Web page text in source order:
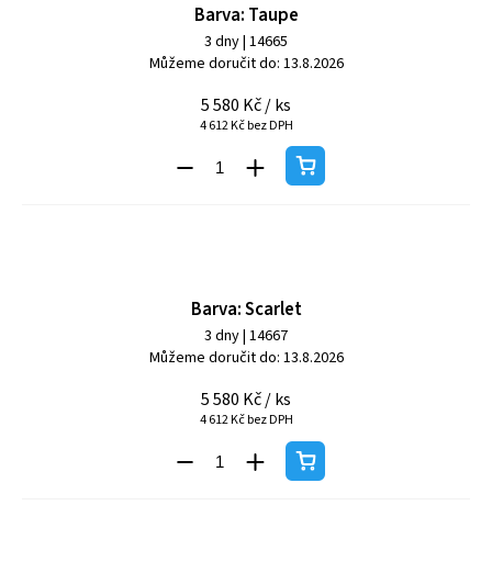
Barva: Taupe
3 dny| 14665
Můžeme doručit do: 13.8.2026
5 580 Kč/ ks
4 612 Kč bez DPH
Barva: Scarlet
3 dny| 14667
Můžeme doručit do: 13.8.2026
5 580 Kč/ ks
4 612 Kč bez DPH